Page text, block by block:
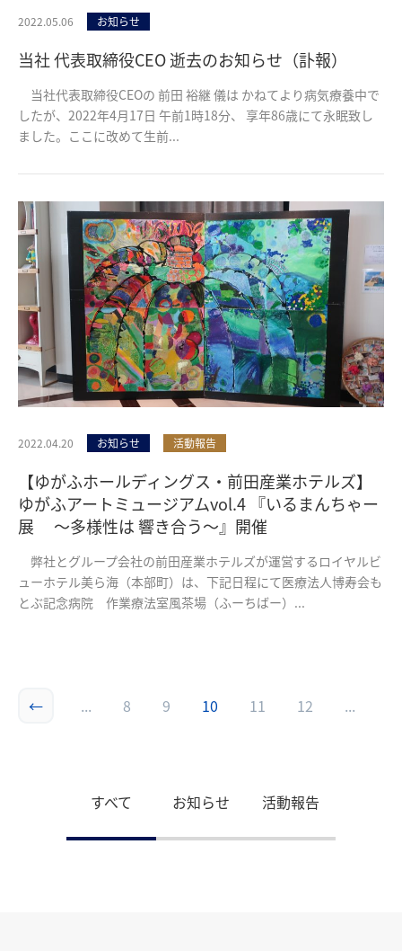
2022.05.06 お知らせ
当社 代表取締役CEO 逝去のお知らせ（訃報）
当社代表取締役CEOの 前田 裕継 儀は かねてより病気療養中で
したが、2022年4月17日 午前1時18分、 享年86歳にて永眠致し
ました。ここに改めて生前...
2022.04.20 お知らせ 活動報告
【ゆがふホールディングス・前田産業ホテルズ】
ゆがふアートミュージアムvol.4 『いるまんちゃー
展 ～多様性は 響き合う～』開催
弊社とグループ会社の前田産業ホテルズが運営するロイヤルビ
ューホテル美ら海（本部町）は、下記日程にて医療法人博寿会も
とぶ記念病院 作業療法室風茶場（ふーちばー）...
← ... 8 9 10 11 12 ...
すべて お知らせ 活動報告